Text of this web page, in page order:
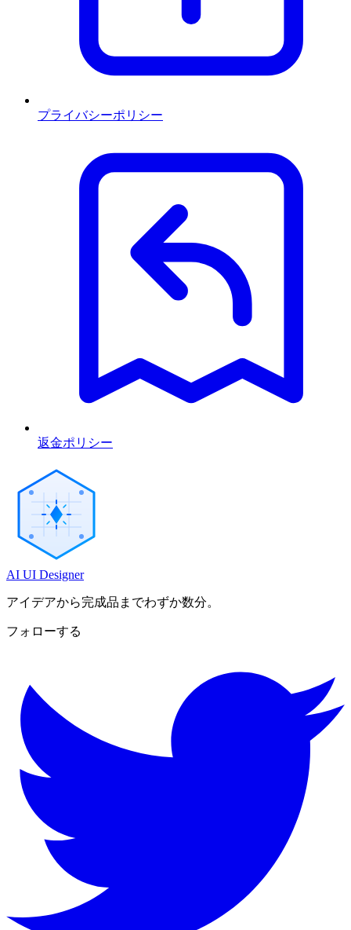
プライバシーポリシー
返金ポリシー
AI UI Designer
アイデアから完成品までわずか数分。
フォローする